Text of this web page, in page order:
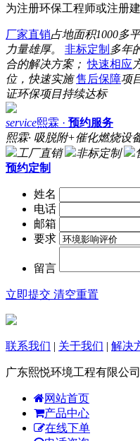
为注册环保工程师或注册
厂家直销占地面积1000多
力量雄厚。
非标定制 多年
合的解决方案； 快速相应
位，快速实施 售后保障项
证环保项目持续达标
service熙霖 · 预约服务
熙霖· 吸脱附+催化燃烧设
工厂直销
非标定制
预约定制
姓名
电话
邮箱
要求
留言
立即提交 清空重置
联系我们 | 关于我们 | 解决
广东熙悦环境工程有限公司
网站首页
产品中心
在线下单